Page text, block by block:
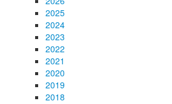
2025
2024
2023
2022
2021
2020
2019
2018